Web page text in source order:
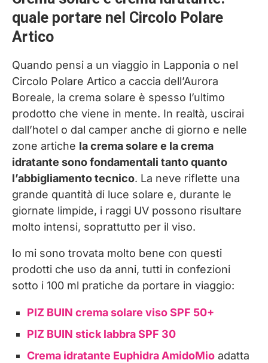
quale portare nel Circolo Polare
Artico
Quando pensi a un viaggio in Lapponia o nel
Circolo Polare Artico a caccia dell’Aurora
Boreale, la crema solare è spesso l’ultimo
prodotto che viene in mente. In realtà, uscirai
dall’hotel o dal camper anche di giorno e nelle
zone artiche la crema solare e la crema
idratante sono fondamentali tanto quanto
l’abbigliamento tecnico. La neve riflette una
grande quantità di luce solare e, durante le
giornate limpide, i raggi UV possono risultare
molto intensi, soprattutto per il viso.
Io mi sono trovata molto bene con questi
prodotti che uso da anni, tutti in confezioni
sotto i 100 ml pratiche da portare in viaggio:
PIZ BUIN crema solare viso SPF 50+
PIZ BUIN stick labbra SPF 30
Crema idratante Euphidra AmidoMio adatta